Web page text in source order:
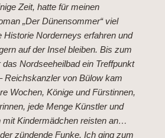
Zeit, hatte für meinen
„Der Dünensommer“ viel
Historie Norderneys erfahren und
auf der Insel bleiben. Bis zum
Nordseeheilbad ein Treffpunkt
Reichskanzler von Bülow kam
Wochen, Könige und Fürstinnen,
jede Menge Künstler und
mit Kindermädchen reisten an…
zündende Funke. Ich ging zum